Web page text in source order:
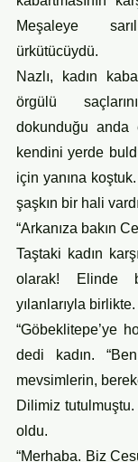
Meşaleye
ürkütücüydü.
Nazlı, kadın
örgülü
dokunduğu anda
kendini yerde
için yanına
şaşkın bir hali
“Arkanıza bakın
Taştaki kadın
olarak! Elinde
yılanlarıyla
“Göbeklitepe’ye
dedi kadın.
mevsimlerin,
Dilimiz
oldu.
“Merhaba. Biz